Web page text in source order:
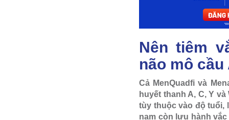
Nên tiêm
não mô cầu
Cả MenQuadfi và
huyết thanh A, C, Y
tùy thuộc vào độ tuổi,
nam còn lưu hành